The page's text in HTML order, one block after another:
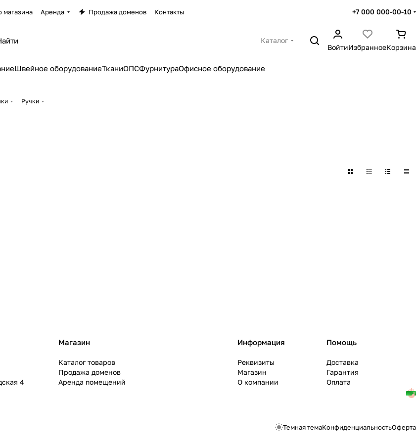
магазина Аренда Продажа доменов Контакты +7 000 000-00-10
Каталог
ВойтиИзбранноеКорзина
Швейное оборудованиеТканиОПСФурнитураОфисное оборудование
Ручки
4
Магазин
Каталог товаров
Продажа доменов
Аренда помещений
Информация
Реквизиты
Магазин
О компании
Помощь
Доставка
Гарантия
Оплата
Темная темаКонфиденциальностьОферта